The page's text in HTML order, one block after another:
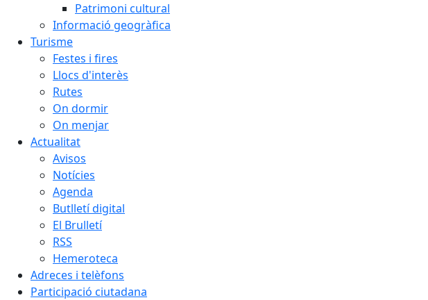
Patrimoni cultural
Informació geogràfica
Turisme
Festes i fires
Llocs d'interès
Rutes
On dormir
On menjar
Actualitat
Avisos
Notícies
Agenda
Butlletí digital
El Brulletí
RSS
Hemeroteca
Adreces i telèfons
Participació ciutadana